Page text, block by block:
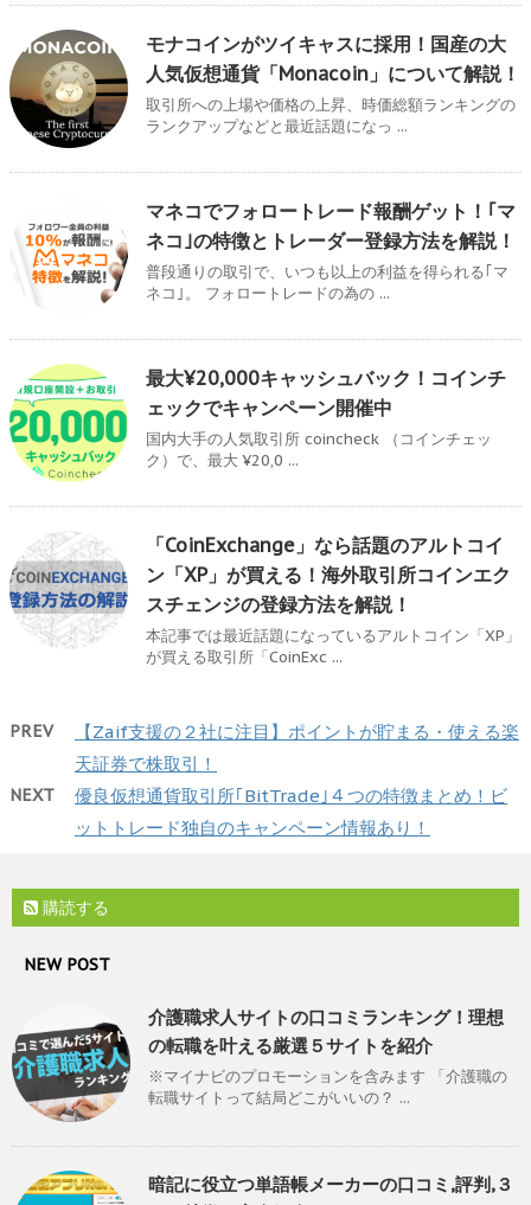
モナコインがツイキャスに採用！国産の大
人気仮想通貨「Monacoin」について解説！
取引所への上場や価格の上昇、時価総額ランキングの
ランクアップなどと最近話題になっ ...
マネコでフォロートレード報酬ゲット！｢マ
ネコ｣の特徴とトレーダー登録方法を解説！
普段通りの取引で、いつも以上の利益を得られる｢マ
ネコ｣。 フォロートレードの為の ...
最大¥20,000キャッシュバック！コインチ
ェックでキャンペーン開催中
国内大手の人気取引所 coincheck （コインチェッ
ク）で、最大 ¥20,0 ...
「CoinExchange」なら話題のアルトコイ
ン「XP」が買える！海外取引所コインエク
スチェンジの登録方法を解説！
本記事では最近話題になっているアルトコイン「XP」
が買える取引所「CoinExc ...
PREV
【Zaif支援の２社に注目】ポイントが貯まる・使える楽
天証券で株取引！
NEXT
優良仮想通貨取引所｢BitTrade｣４つの特徴まとめ！ビ
ットトレード独自のキャンペーン情報あり！
購読する
NEW POST
介護職求人サイトの口コミランキング！理想
の転職を叶える厳選５サイトを紹介
※マイナビのプロモーションを含みます 「介護職の
転職サイトって結局どこがいいの？ ...
暗記に役立つ単語帳メーカーの口コミ,評判,３